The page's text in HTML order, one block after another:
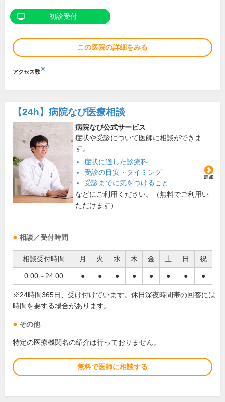
初診受付
この医院の詳細をみる
アクセス数※
【24h】 病院なび医療相談
病院なび公式サービス
症状や受診について医師に相談ができま
す。
症状に適した診療科
受診の目安・タイミング
受診までに気をつけること
などにご利用ください。（無料でご利用い
ただけます）
相談／受付時間
相談受付時間 月 火 水 木 金 土 日 祝
0:00～24:00 ● ● ● ● ● ● ● ●
※24時間365日、受け付けています。休日深夜時間帯の回答には
時間を要する場合があります。
その他
特定の医療機関名の紹介は行っておりません。
無料で医師に相談する